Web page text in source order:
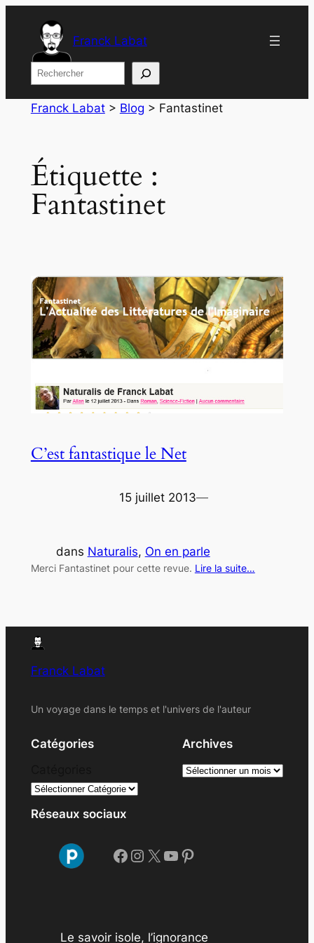
contenu
Franck Labat
Rechercher
Franck Labat> Blog > Fantastinet
Étiquette :
Fantastinet
C’est fantastique le Net
15 juillet 2013—
dans Naturalis, On en parle
Merci Fantastinet pour cette revue. Lire la suite…
Franck Labat
Un voyage dans le temps et l'univers de l'auteur
Catégories
Archives
A
v
Réseaux sociaux
Facebook Instagram X YouTube Pinterest
Le savoir isole, l’ignorance